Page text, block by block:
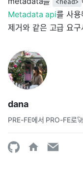
Metadata api를 사용
제거와 같은 고급 요
dana
PRE-FE에서 PRO-FE로